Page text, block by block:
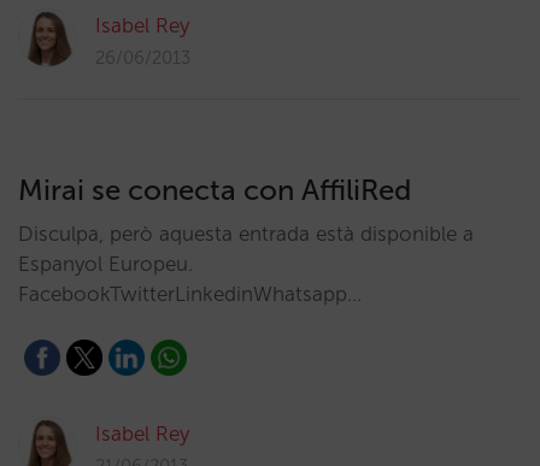
Isabel Rey
26/06/2013
Mirai se conecta con AffiliRed
Disculpa, però aquesta entrada està disponible a
Espanyol Europeu.
FacebookTwitterLinkedinWhatsapp…
Isabel Rey